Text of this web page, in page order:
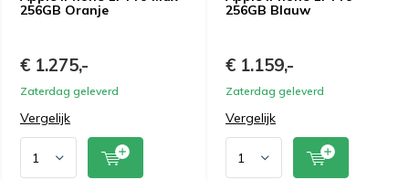
256GB Oranje
€ 1.275,-
Zaterdag geleverd
Vergelijk
256GB Blauw
€ 1.159,-
Zaterdag geleverd
Vergelijk